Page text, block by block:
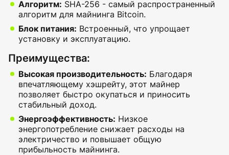
Алгоритм: SHA-256 - самый распространенный
алгоритм для майнинга Bitcoin.
Блок питания: Встроенный, что упрощает
установку и эксплуатацию.
Преимущества:
Высокая производительность: Благодаря
впечатляющему хэшрейту, этот майнер
позволяет быстро окупаться и приносить
стабильный доход.
Энергоэффективность: Низкое
энергопотребление снижает расходы на
электричество и повышает общую
прибыльность майнинга.